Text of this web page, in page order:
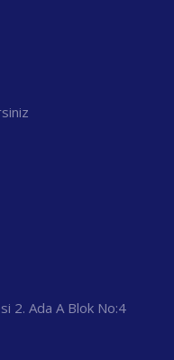
2. Ada A Blok No:4